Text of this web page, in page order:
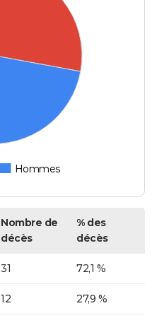
Hommes
Nombre de
décès
% des
décès
31 72,1 %
12 27,9 %